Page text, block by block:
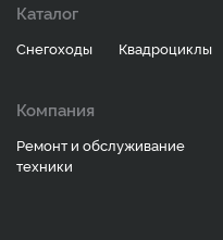
Каталог
Снегоходы Квадроциклы
Компания
Ремонт и обслуживание
техники